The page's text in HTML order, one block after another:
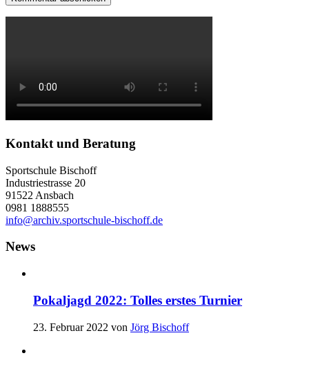
Kontakt und Beratung
Sportschule Bischoff
Industriestrasse 20
91522 Ansbach
0981 1888555
info@archiv.sportschule-bischoff.de
News
Pokaljagd 2022: Tolles erstes Turnier
23. Februar 2022 von Jörg Bischoff